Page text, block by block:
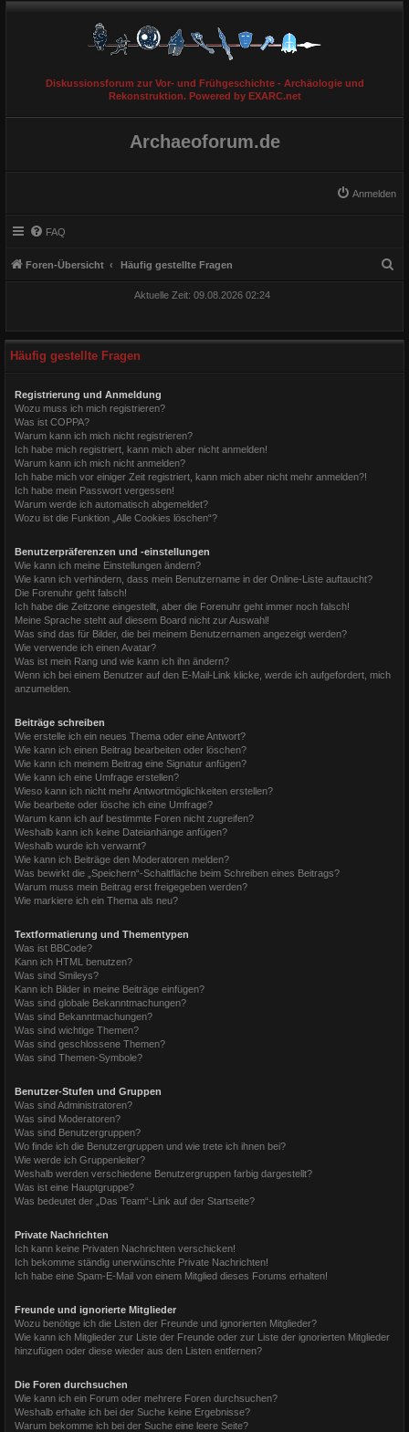
Diskussionsforum zur Vor- und Frühgeschichte - Archäologie und
Rekonstruktion. Powered by EXARC.net
Archaeoforum.de
Anmelden
FAQ
Foren-Übersicht Häufig gestellte Fragen
Aktuelle Zeit: 09.08.2026 02:24
Häufig gestellte Fragen
Registrierung und Anmeldung
Wozu muss ich mich registrieren?
Was ist COPPA?
Warum kann ich mich nicht registrieren?
Ich habe mich registriert, kann mich aber nicht anmelden!
Warum kann ich mich nicht anmelden?
Ich habe mich vor einiger Zeit registriert, kann mich aber nicht mehr anmelden?!
Ich habe mein Passwort vergessen!
Warum werde ich automatisch abgemeldet?
Wozu ist die Funktion „Alle Cookies löschen“?
Benutzerpräferenzen und -einstellungen
Wie kann ich meine Einstellungen ändern?
Wie kann ich verhindern, dass mein Benutzername in der Online-Liste auftaucht?
Die Forenuhr geht falsch!
Ich habe die Zeitzone eingestellt, aber die Forenuhr geht immer noch falsch!
Meine Sprache steht auf diesem Board nicht zur Auswahl!
Was sind das für Bilder, die bei meinem Benutzernamen angezeigt werden?
Wie verwende ich einen Avatar?
Was ist mein Rang und wie kann ich ihn ändern?
Wenn ich bei einem Benutzer auf den E-Mail-Link klicke, werde ich aufgefordert, mich
anzumelden.
Beiträge schreiben
Wie erstelle ich ein neues Thema oder eine Antwort?
Wie kann ich einen Beitrag bearbeiten oder löschen?
Wie kann ich meinem Beitrag eine Signatur anfügen?
Wie kann ich eine Umfrage erstellen?
Wieso kann ich nicht mehr Antwortmöglichkeiten erstellen?
Wie bearbeite oder lösche ich eine Umfrage?
Warum kann ich auf bestimmte Foren nicht zugreifen?
Weshalb kann ich keine Dateianhänge anfügen?
Weshalb wurde ich verwarnt?
Wie kann ich Beiträge den Moderatoren melden?
Was bewirkt die „Speichern“-Schaltfläche beim Schreiben eines Beitrags?
Warum muss mein Beitrag erst freigegeben werden?
Wie markiere ich ein Thema als neu?
Textformatierung und Thementypen
Was ist BBCode?
Kann ich HTML benutzen?
Was sind Smileys?
Kann ich Bilder in meine Beiträge einfügen?
Was sind globale Bekanntmachungen?
Was sind Bekanntmachungen?
Was sind wichtige Themen?
Was sind geschlossene Themen?
Was sind Themen-Symbole?
Benutzer-Stufen und Gruppen
Was sind Administratoren?
Was sind Moderatoren?
Was sind Benutzergruppen?
Wo finde ich die Benutzergruppen und wie trete ich ihnen bei?
Wie werde ich Gruppenleiter?
Weshalb werden verschiedene Benutzergruppen farbig dargestellt?
Was ist eine Hauptgruppe?
Was bedeutet der „Das Team“-Link auf der Startseite?
Private Nachrichten
Ich kann keine Privaten Nachrichten verschicken!
Ich bekomme ständig unerwünschte Private Nachrichten!
Ich habe eine Spam-E-Mail von einem Mitglied dieses Forums erhalten!
Freunde und ignorierte Mitglieder
Wozu benötige ich die Listen der Freunde und ignorierten Mitglieder?
Wie kann ich Mitglieder zur Liste der Freunde oder zur Liste der ignorierten Mitglieder
hinzufügen oder diese wieder aus den Listen entfernen?
Die Foren durchsuchen
Wie kann ich ein Forum oder mehrere Foren durchsuchen?
Weshalb erhalte ich bei der Suche keine Ergebnisse?
Warum bekomme ich bei der Suche eine leere Seite?